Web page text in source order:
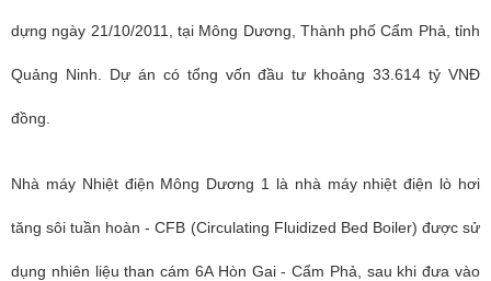
dựng ngày 21/10/2011, tại Mông Dương, Thành phố Cẩm Phả, tỉnh
Quảng Ninh. Dự án có tổng vốn đầu tư khoảng 33.614 tỷ VNĐ
đồng.
Nhà máy Nhiệt điện Mông Dương 1 là nhà máy nhiệt điện lò hơi
tăng sôi tuần hoàn - CFB (Circulating Fluidized Bed Boiler) được sử
dụng nhiên liệu than cám 6A Hòn Gai - Cẩm Phả, sau khi đưa vào